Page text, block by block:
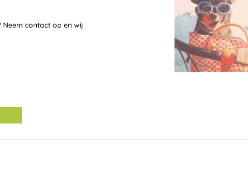
contact op en wij